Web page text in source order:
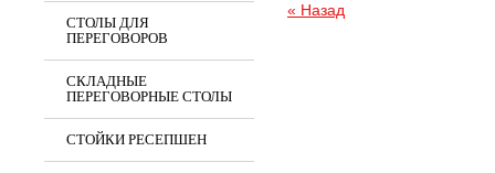
« Назад
СТОЛЫ ДЛЯ
ПЕРЕГОВОРОВ
СКЛАДНЫЕ
ПЕРЕГОВОРНЫЕ СТОЛЫ
СТОЙКИ РЕСЕПШЕН